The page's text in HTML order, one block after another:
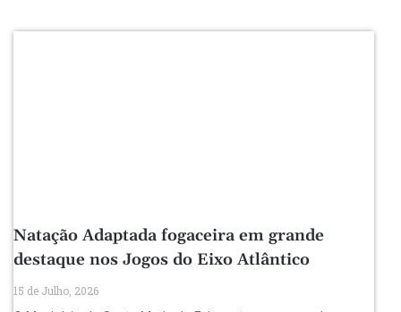
Natação Adaptada fogaceira em grande
destaque nos Jogos do Eixo Atlântico
15 de Julho, 2026